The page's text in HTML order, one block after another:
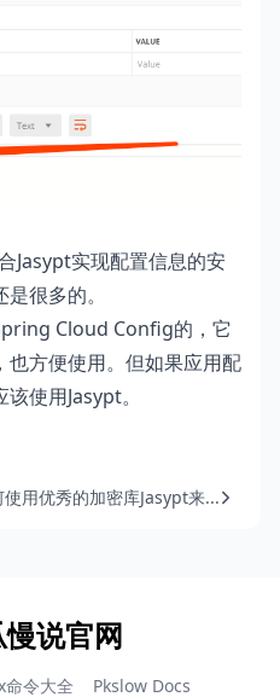
Jasypt实现配置信息的安
很多的。
Cloud Config的，它
方便使用。但如果应用配
使用Jasypt。
使用优秀的加密库Jasypt来...
说官网
命令大全 Pkslow Docs